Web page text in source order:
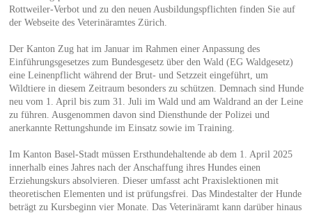
Rottweiler-Verbot und zu den neuen Ausbildungspflichten finden Sie auf
der Webseite des Veterinäramtes Zürich.
Der Kanton Zug hat im Januar im Rahmen einer Anpassung des
Einführungsgesetzes zum Bundesgesetz über den Wald (EG Waldgesetz)
eine Leinenpflicht während der Brut- und Setzzeit eingeführt, um
Wildtiere in diesem Zeitraum besonders zu schützen. Demnach sind Hunde
neu vom 1. April bis zum 31. Juli im Wald und am Waldrand an der Leine
zu führen. Ausgenommen davon sind Diensthunde der Polizei und
anerkannte Rettungshunde im Einsatz sowie im Training.
Im Kanton Basel-Stadt müssen Ersthundehaltende ab dem 1. April 2025
innerhalb eines Jahres nach der Anschaffung ihres Hundes einen
Erziehungskurs absolvieren. Dieser umfasst acht Praxislektionen mit
theoretischen Elementen und ist prüfungsfrei. Das Mindestalter der Hunde
beträgt zu Kursbeginn vier Monate. Das Veterinäramt kann darüber hinaus